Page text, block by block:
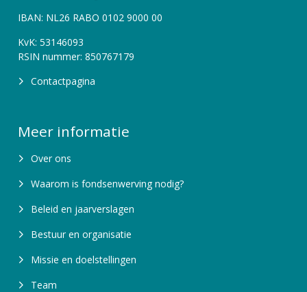
IBAN: NL26 RABO 0102 9000 00
KvK: 53146093
RSIN nummer: 850767179
Contactpagina
Meer informatie
Over ons
Waarom is fondsenwerving nodig?
Beleid en jaarverslagen
Bestuur en organisatie
Missie en doelstellingen
Team